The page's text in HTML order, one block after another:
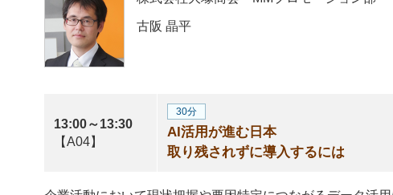
古阪 晶平
13:00～13:30
【A04】
30分
AI活用が進む日本
取り残されずに導入するには